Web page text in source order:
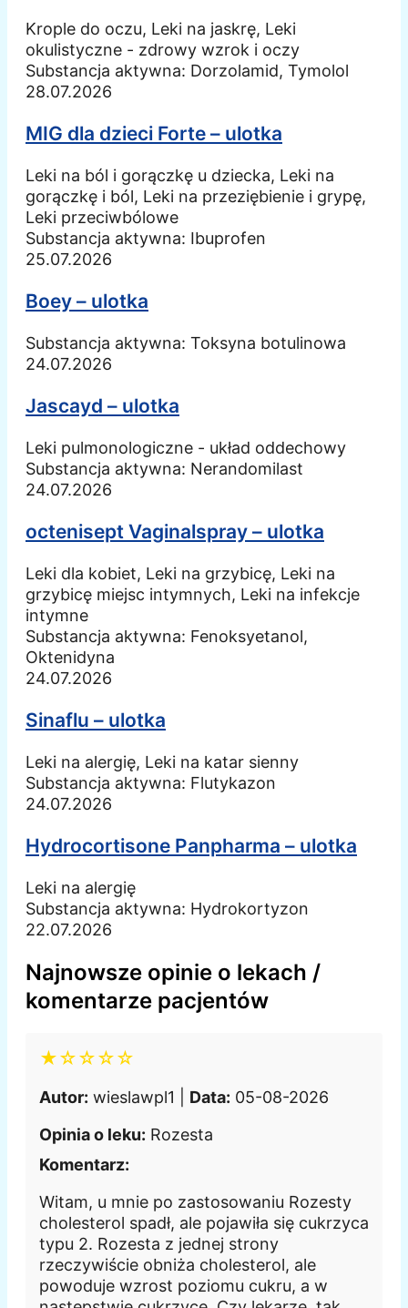
Krople do oczu, Leki na jaskrę, Leki
okulistyczne - zdrowy wzrok i oczy
Substancja aktywna: Dorzolamid, Tymolol
28.07.2026
MIG dla dzieci Forte – ulotka
Leki na ból i gorączkę u dziecka, Leki na
gorączkę i ból, Leki na przeziębienie i grypę,
Leki przeciwbólowe
Substancja aktywna: Ibuprofen
25.07.2026
Boey – ulotka
Substancja aktywna: Toksyna botulinowa
24.07.2026
Jascayd – ulotka
Leki pulmonologiczne - układ oddechowy
Substancja aktywna: Nerandomilast
24.07.2026
octenisept Vaginalspray – ulotka
Leki dla kobiet, Leki na grzybicę, Leki na
grzybicę miejsc intymnych, Leki na infekcje
intymne
Substancja aktywna: Fenoksyetanol,
Oktenidyna
24.07.2026
Sinaflu – ulotka
Leki na alergię, Leki na katar sienny
Substancja aktywna: Flutykazon
24.07.2026
Hydrocortisone Panpharma – ulotka
Leki na alergię
Substancja aktywna: Hydrokortyzon
22.07.2026
Najnowsze opinie o lekach /
komentarze pacjentów
★☆☆☆☆
Autor: wieslawpl1 | Data: 05-08-2026
Opinia o leku: Rozesta
Komentarz:
Witam, u mnie po zastosowaniu Rozesty
cholesterol spadł, ale pojawiła się cukrzyca
typu 2. Rozesta z jednej strony
rzeczywiście obniża cholesterol, ale
powoduje wzrost poziomu cukru, a w